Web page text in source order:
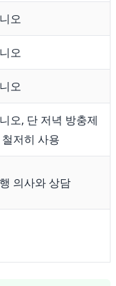
오
오
오
오, 단 저녁 방충제
저히 사용
의사와 상담